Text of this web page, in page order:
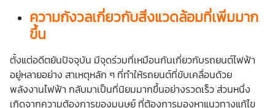
ความกังวลเกี่ยวกับสิ่งแวดล้อมที่เพิ่มมาก
ขึ้น
ตั้งแต่อดีตยันปัจจุบัน มีจุดร่วมที่เหมือนกันเกี่ยวกับรถยนต์ไฟฟ้า
อยู่หลายอย่าง สาเหตุหลัก ๆ ที่ทำให้รถยนต์ที่ขับเคลื่อนด้วย
พลังงานไฟฟ้า กลับมาเป็นที่นิยมมากขึ้นอย่างรวดเร็ว ส่วนหนึ่ง
เกิดจากความต้องการของมนุษย์ ที่ต้องการมองหาแนวทางแก้ไข